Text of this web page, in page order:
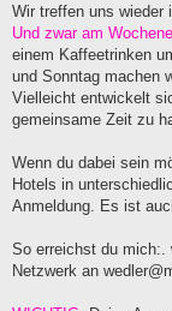
i
r
a
Wir treffen uns wieder
Und zwar am
einem Kaffeetrinken
und Sonntag machen
Vielleicht entwickelt
gemeinsame Zeit zu
Wenn du dabei sein
Hotels in
Anmeldung. Es ist
So erreichst du mich:.
Netzwerk an